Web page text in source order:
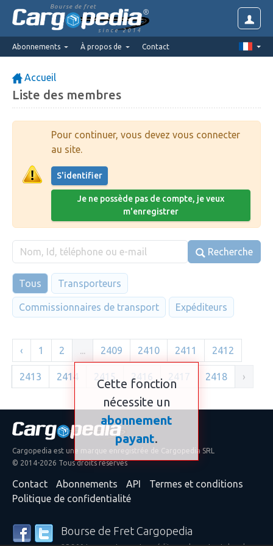
Bourse de fret
since 2014
Abonnements À propos de Contact
Accueil
Liste des membres
Pour continuer, vous devez vous connecter
au site.
S'identifier
Je ne possède pas de compte, je veux
m'enregistrer
Recherche
Tous Transporteurs
Commissionnaires de transport Expéditeurs
‹ 1 2 ... 2409 2410 2411 2412
2413 2414 2415 2416 2417 2418 ›
Cette fonction
nécessite un
abonnement
payant.
Cargopedia est une marque enregistrée de Cargopedia SRL
© 2014-2026 Tous droits réservés
Contact Abonnements API
Termes et conditions
Politique de confidentialité
Bourse de Fret Cargopedia